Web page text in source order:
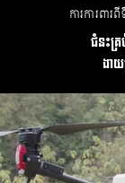
ការការពា
ជំនះគ្
ងា